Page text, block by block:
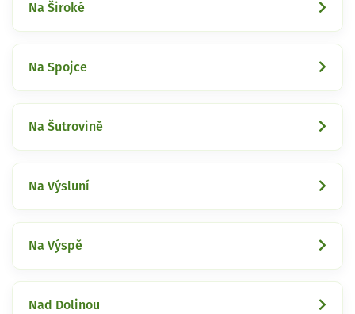
Na Široké
Na Spojce
Na Šutrovině
Na Výsluní
Na Výspě
Nad Dolinou